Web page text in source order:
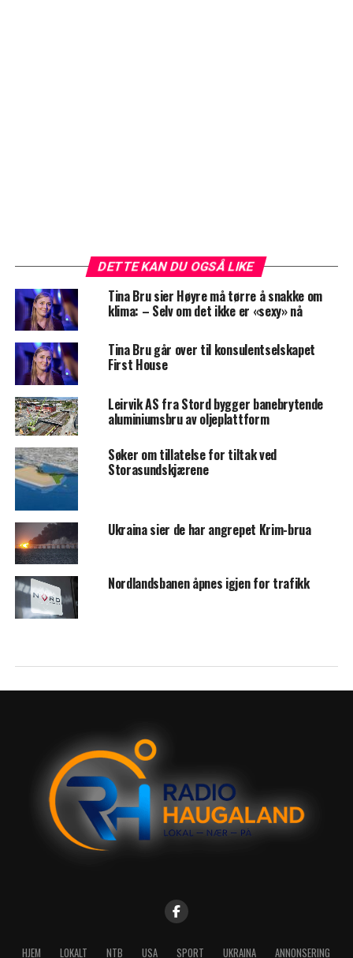
DETTE KAN DU OGSÅ LIKE
Tina Bru sier Høyre må tørre å snakke om
klima: – Selv om det ikke er «sexy» nå
Tina Bru går over til konsulentselskapet
First House
Leirvik AS fra Stord bygger banebrytende
aluminiumsbru av oljeplattform
Søker om tillatelse for tiltak ved
Storasundskjærene
Ukraina sier de har angrepet Krim-brua
Nordlandsbanen åpnes igjen for trafikk
HJEM LOKALT NTB USA SPORT UKRAINA ANNONSERING